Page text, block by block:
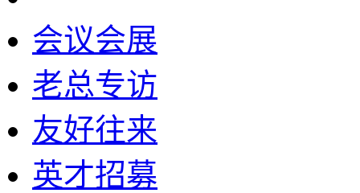
会议会展
老总专访
友好往来
英才招募